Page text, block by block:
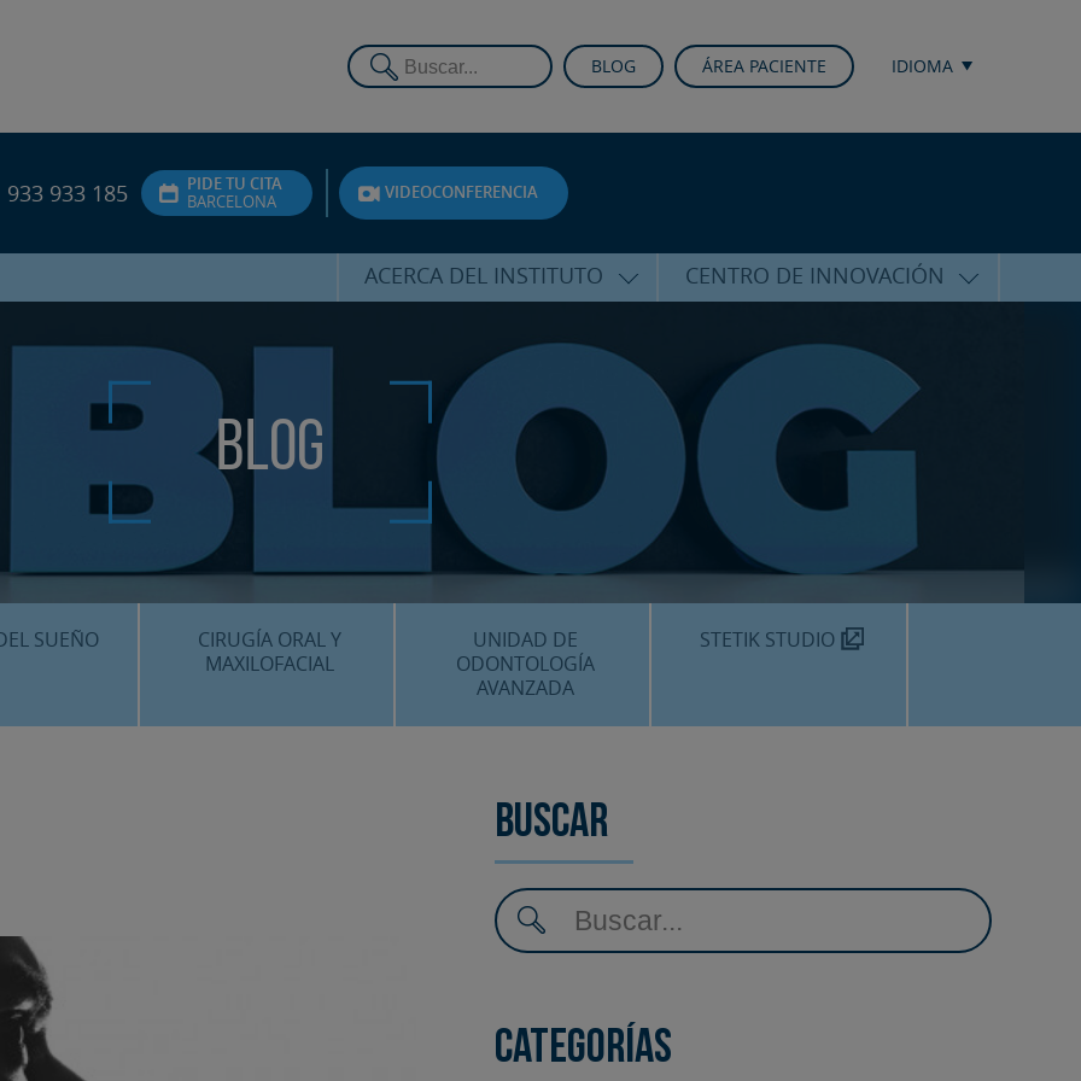
BLOG ÁREA PACIENTE IDIOMA
933 933 185
PIDE TU CITA
BARCELONA
VIDEOCONFERENCIA
ACERCA DEL INSTITUTO
EQUIPO
ATENCIÓN PERSONALIZADA
UNIDAD DE ACOMPAÑAMIENTO
PSICOLÓGICO
SERVICIOS INTERNACIONALES
CENTRO MÉDICO TEKNON
CENTRO DE INNOVACIÓN
CURSOS Y CONFERENCIAS
FORMACIÓN
PUBLICACIONES CIENTÍFICAS
LA VOZ DEL EXPERTO
Blog
SUEÑO
CIRUGÍA ORAL Y
MAXILOFACIAL
UNIDAD DE
ODONTOLOGÍA
AVANZADA
OTROS TRATAMIENTOS
STETIK STUDIO
Buscar
Categorías